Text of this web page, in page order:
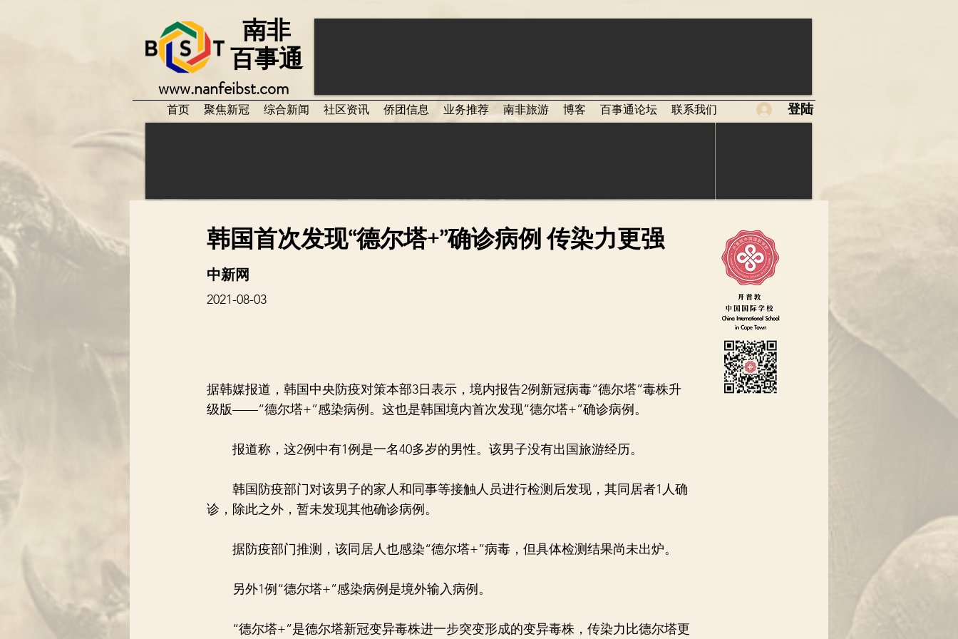
www.nanfeibst.com
百事通
南非
登陆
首页 聚焦新冠 综合新闻 社区资讯 侨团信息 业务推荐 南非旅游 博客 百事通论坛 联系我们
韩国首次发现“德尔塔+”确诊病例 传染力更强
中新网
2021-08-03
据韩媒报道，韩国中央防疫对策本部3日表示，境内报告2例新冠病毒“德尔塔”毒株升
级版——“德尔塔+”感染病例。这也是韩国境内首次发现“德尔塔+”确诊病例。
报道称，这2例中有1例是一名40多岁的男性。该男子没有出国旅游经历。
韩国防疫部门对该男子的家人和同事等接触人员进行检测后发现，其同居者1人确
诊，除此之外，暂未发现其他确诊病例。
据防疫部门推测，该同居人也感染“德尔塔+”病毒，但具体检测结果尚未出炉。
另外1例“德尔塔+”感染病例是境外输入病例。
“德尔塔+”是德尔塔新冠变异毒株进一步突变形成的变异毒株，传染力比德尔塔更